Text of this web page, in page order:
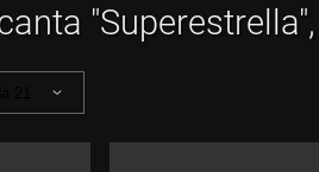
"Superestrella",